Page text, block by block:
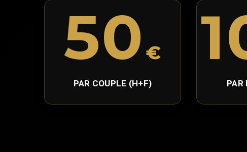
50 €
PAR COUPLE (H+F) PAR